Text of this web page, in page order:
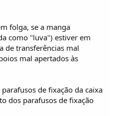
folga, se a manga
como "luva") estiver em
de transferências mal
mal apertados às
de fixação da caixa
dos parafusos de fixação